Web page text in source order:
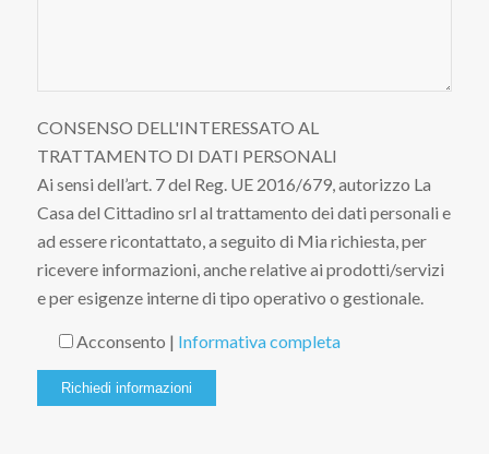
CONSENSO DELL'INTERESSATO AL
TRATTAMENTO DI DATI PERSONALI
Ai sensi dell’art. 7 del Reg. UE 2016/679, autorizzo La
Casa del Cittadino srl al trattamento dei dati personali e
ad essere ricontattato, a seguito di Mia richiesta, per
ricevere informazioni, anche relative ai prodotti/servizi
e per esigenze interne di tipo operativo o gestionale.
Acconsento | Informativa completa